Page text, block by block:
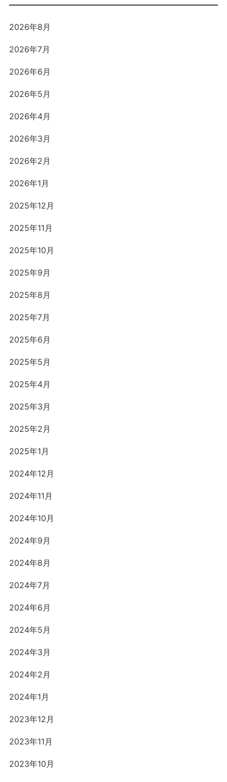
2026年8月
2026年7月
2026年6月
2026年5月
2026年4月
2026年3月
2026年2月
2026年1月
2025年12月
2025年11月
2025年10月
2025年9月
2025年8月
2025年7月
2025年6月
2025年5月
2025年4月
2025年3月
2025年2月
2025年1月
2024年12月
2024年11月
2024年10月
2024年9月
2024年8月
2024年7月
2024年6月
2024年5月
2024年3月
2024年2月
2024年1月
2023年12月
2023年11月
2023年10月